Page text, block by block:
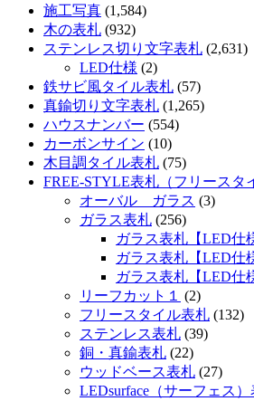
施工写真 (1,584)
木の表札 (932)
ステンレス切り文字表札 (2,631)
LED仕様 (2)
鉄サビ風タイル表札 (57)
真鍮切り文字表札 (1,265)
ハウスナンバー (554)
カーボンサイン (10)
木目調タイル表札 (75)
FREE-STYLE表札（フリースタ
オーバル ガラス (3)
ガラス表札 (256)
ガラス表札【LED仕
ガラス表札【LED仕
ガラス表札【LED仕
リーフカット１
(2)
フリースタイル表札 (132)
ステンレス表札 (39)
銅・真鍮表札 (22)
ウッドベース表札 (27)
LEDsurface（サーフェス